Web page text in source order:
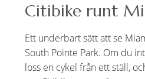
Citibike runt
Ett underbart sätt att se
South Pointe Park. Om du
loss en cykel från ett ställ,